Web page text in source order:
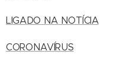
LIGADO NA NOTÍCIA
CORONAVÍRUS